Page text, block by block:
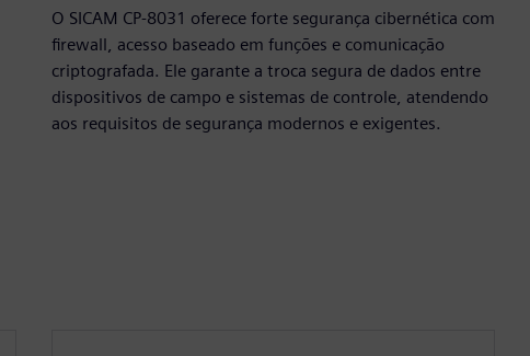
O SICAM CP-8031 oferece forte segurança cibernética com
firewall, acesso baseado em funções e comunicação
criptografada. Ele garante a troca segura de dados entre
dispositivos de campo e sistemas de controle, atendendo
aos requisitos de segurança modernos e exigentes.